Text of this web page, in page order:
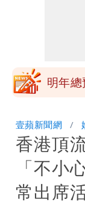
明年
家-1
買
策高
「我
Cheap
壹蘋新聞網
香港頂
「不小
常出席